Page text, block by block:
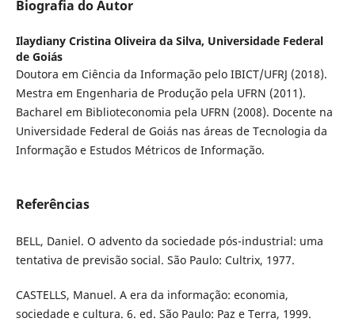
Biografia do Autor
Ilaydiany Cristina Oliveira da Silva, Universidade Federal
de Goiás
Doutora em Ciência da Informação pelo IBICT/UFRJ (2018).
Mestra em Engenharia de Produção pela UFRN (2011).
Bacharel em Biblioteconomia pela UFRN (2008). Docente na
Universidade Federal de Goiás nas áreas de Tecnologia da
Informação e Estudos Métricos de Informação.
Referências
BELL, Daniel. O advento da sociedade pós-industrial: uma
tentativa de previsão social. São Paulo: Cultrix, 1977.
CASTELLS, Manuel. A era da informação: economia,
sociedade e cultura. 6. ed. São Paulo: Paz e Terra, 1999.